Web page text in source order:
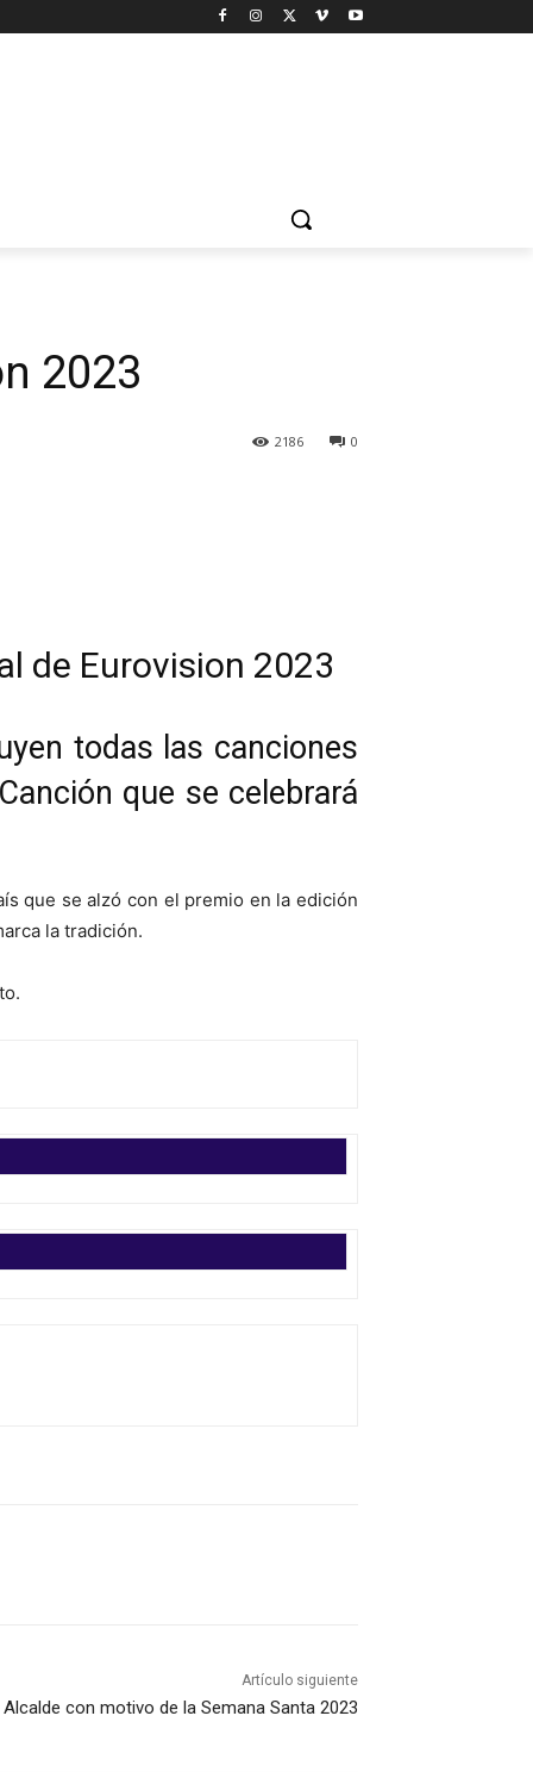
2023
0
2186
de Eurovision 2023
todas las canciones
que se celebrará
que se alzó con el premio en la edición
la tradición.
Artículo siguiente
con motivo de la Semana Santa 2023